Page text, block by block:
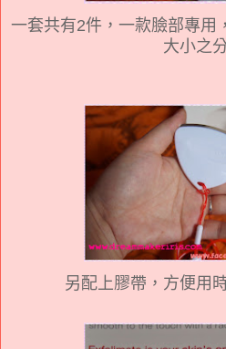
一套共有2件，一款臉部專用
大小之
另配上膠帶，方便用